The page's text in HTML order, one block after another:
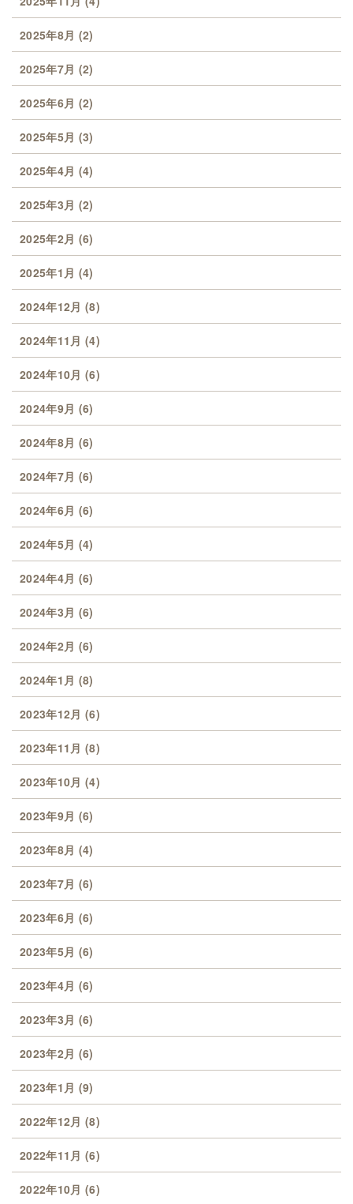
2025年8月 (2)
2025年7月 (2)
2025年6月 (2)
2025年5月 (3)
2025年4月 (4)
2025年3月 (2)
2025年2月 (6)
2025年1月 (4)
2024年12月 (8)
2024年11月 (4)
2024年10月 (6)
2024年9月 (6)
2024年8月 (6)
2024年7月 (6)
2024年6月 (6)
2024年5月 (4)
2024年4月 (6)
2024年3月 (6)
2024年2月 (6)
2024年1月 (8)
2023年12月 (6)
2023年11月 (8)
2023年10月 (4)
2023年9月 (6)
2023年8月 (4)
2023年7月 (6)
2023年6月 (6)
2023年5月 (6)
2023年4月 (6)
2023年3月 (6)
2023年2月 (6)
2023年1月 (9)
2022年12月 (8)
2022年11月 (6)
2022年10月 (6)